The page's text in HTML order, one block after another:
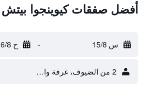
أفضل صفقات كيوينجوا
س 15/8 - ح 16/8
2 من الضيوف، غرفة واحدة